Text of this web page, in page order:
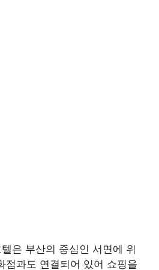
은 부산의 중심인 서면에 위
점과도 연결되어 있어 쇼핑을